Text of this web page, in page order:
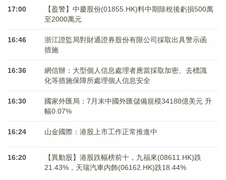
17:00
【盈警】中慶股份(01855.HK)料中期除稅後虧損500萬
至2000萬元
16:46
浙江證監局對財通證券股份有限公司採取出具警示函
措施
16:36
網信辦：大型個人信息處理者應當採取加密、去標識
化等措施保障所處理個人信息安全
16:30
國家外匯局：7月末中國外匯儲備規模34188億美元 升
幅0.07%
16:24 山金國際：港股上市工作正常推進中
16:20
【異動股】港股跌幅榜前十，九福來(08611.HK)跌
21.43%，天瑞汽車内飾(06162.HK)跌18.44%